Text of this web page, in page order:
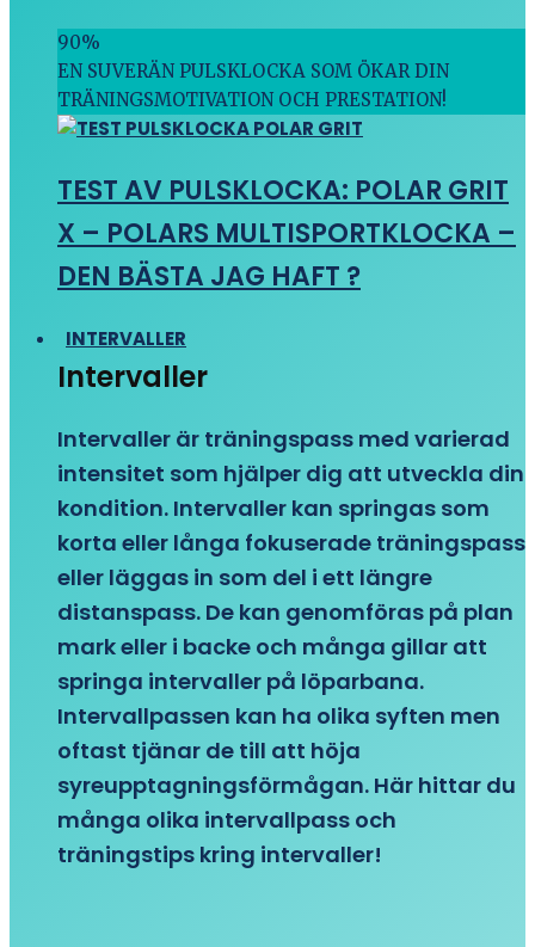
90%
EN SUVERÄN PULSKLOCKA SOM ÖKAR DIN
TRÄNINGSMOTIVATION OCH PRESTATION!
TEST AV PULSKLOCKA: POLAR GRIT
X – POLARS MULTISPORTKLOCKA –
DEN BÄSTA JAG HAFT ?
INTERVALLER
Intervaller
Intervaller är träningspass med varierad
intensitet som hjälper dig att utveckla din
kondition. Intervaller kan springas som
korta eller långa fokuserade träningspass
eller läggas in som del i ett längre
distanspass. De kan genomföras på plan
mark eller i backe och många gillar att
springa intervaller på löparbana.
Intervallpassen kan ha olika syften men
oftast tjänar de till att höja
syreupptagningsförmågan. Här hittar du
många olika intervallpass och
träningstips kring intervaller!